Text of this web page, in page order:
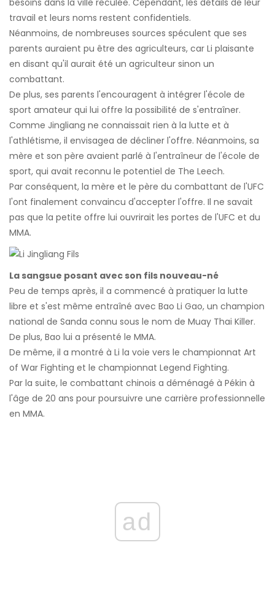
besoins dans la ville reculée. Cependant, les détails de leur
travail et leurs noms restent confidentiels.
Néanmoins, de nombreuses sources spéculent que ses
parents auraient pu être des agriculteurs, car Li plaisante
en disant qu'il aurait été un agriculteur sinon un
combattant.
De plus, ses parents l'encouragent à intégrer l'école de
sport amateur qui lui offre la possibilité de s'entraîner.
Comme Jingliang ne connaissait rien à la lutte et à
l'athlétisme, il envisagea de décliner l'offre. Néanmoins, sa
mère et son père avaient parlé à l'entraîneur de l'école de
sport, qui avait reconnu le potentiel de The Leech.
Par conséquent, la mère et le père du combattant de l'UFC
l'ont finalement convaincu d'accepter l'offre. Il ne savait
pas que la petite offre lui ouvrirait les portes de l'UFC et du
MMA.
La sangsue posant avec son fils nouveau-né
Peu de temps après, il a commencé à pratiquer la lutte
libre et s'est même entraîné avec Bao Li Gao, un champion
national de Sanda connu sous le nom de Muay Thai Killer.
De plus, Bao lui a présenté le MMA.
De même, il a montré à Li la voie vers le championnat Art
of War Fighting et le championnat Legend Fighting.
Par la suite, le combattant chinois a déménagé à Pékin à
l'âge de 20 ans pour poursuivre une carrière professionnelle
en MMA.
ad